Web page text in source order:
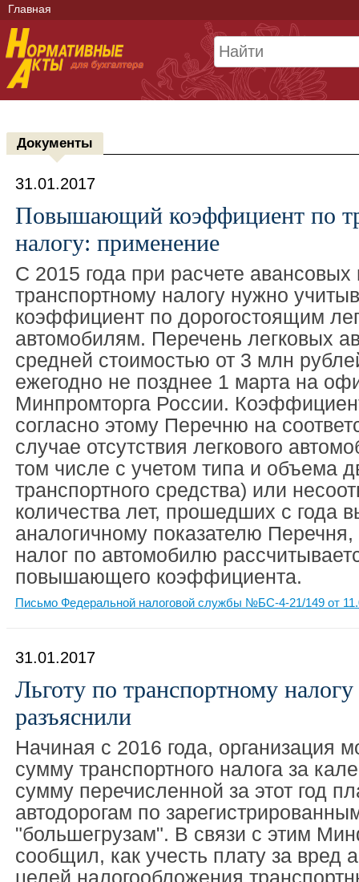
Главная
Документы
31.01.2017
Повышающий коэффициент по
налогу: применение
С 2015 года при расчете
транспортному налогу нужно
коэффициент по дорогостоящим
автомобилям. Перечень легковых
средней стоимостью от 3 млн
ежегодно не позднее 1 марта на
Минпромторга России.
согласно этому Перечню на
случае отсутствия легкового
том числе с учетом типа и объема
транспортного средства) или
количества лет, прошедших с года
аналогичному показателю
налог по автомобилю
повышающего коэффициента.
Письмо Федеральной налоговой службы №БС-4-21/149 от
31.01.2017
Льготу по транспортному
разъяснили
Начиная с 2016 года, организация
сумму транспортного налога за
сумму перечисленной за этот год
автодорогам по
"большегрузам". В связи с этим
сообщил, как учесть плату за вред
целей налогообложения